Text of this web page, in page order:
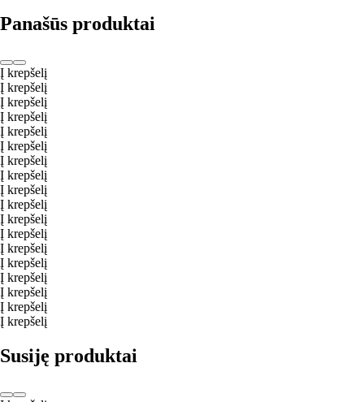
Panašūs produktai
Į krepšelį
Į krepšelį
Į krepšelį
Į krepšelį
Į krepšelį
Į krepšelį
Į krepšelį
Į krepšelį
Į krepšelį
Į krepšelį
Į krepšelį
Į krepšelį
Į krepšelį
Į krepšelį
Į krepšelį
Į krepšelį
Į krepšelį
Į krepšelį
Susiję produktai